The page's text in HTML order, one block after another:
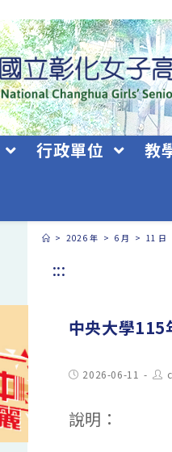
行政單位
教
> 2026 年 > 6 月 > 11 日
:::
中央大學115
Post2026-06-11
說明：